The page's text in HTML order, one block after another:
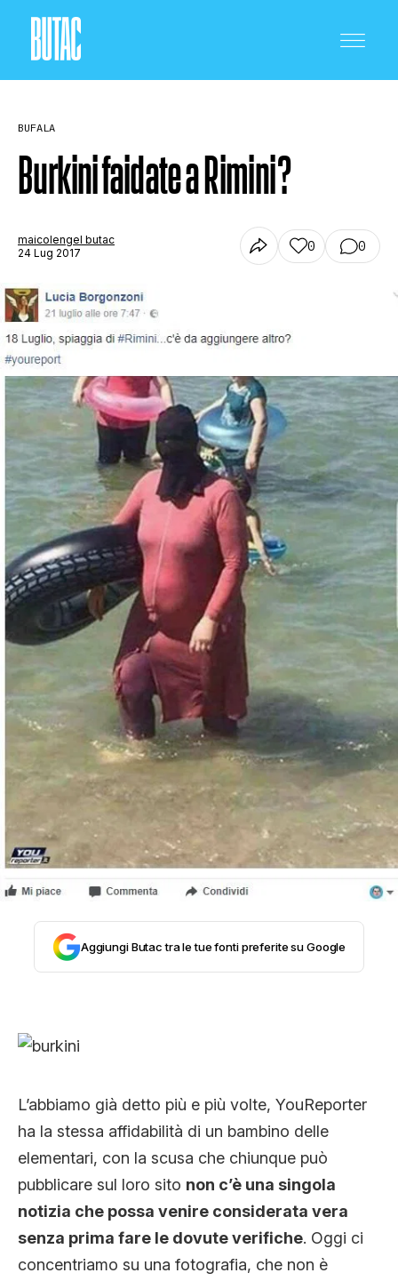
SCIENZA E TECNOLOGIA
SALUTE E MEDICINA
STORIA E CITAZIONI
INTRATTENIMENTO
COMPLOTTI, LEGGENDE URBANE ED
EVERGREEN
EDITORIALI
TRUFFE E SOCIAL NETWORK
CLIMA ED ENERGIA
CONTATTI
CHI SIAMO
BUFALA
Burkini faidate a Rimini?
maicolengel butac
24 Lug 2017
0 0
Aggiungi Butac tra le tue fonti preferite su Google
L’abbiamo già detto più e più volte, YouReporter
ha la stessa affidabilità di un bambino delle
elementari, con la scusa che chiunque può
pubblicare sul loro sito non c’è una singola
notizia che possa venire considerata vera
senza prima fare le dovute verifiche. Oggi ci
concentriamo su una fotografia, che non è